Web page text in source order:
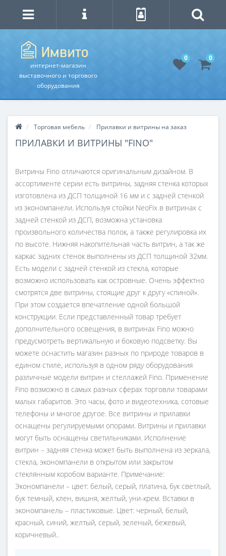
интернет-магазин
выставочного и торгового
оборудования
0 0
Торговая мебель Прилавки и витрины на заказ
ПРИЛАВКИ И ВИТРИНЫ "FINO"
Витрины Fino отличаются оригинальным дизайном. В
ассортименте серии есть витрины, задняя стенка которых
изготовлена из ДСП толщиной 16 мм и с задней стенкой
из экономпанели. Используя стойки NeoFix в витринах с
задней стенкой из ДСП, возможна установка
произвольного количества полок, а также регулировка их
по высоте. Нижняя накопительная часть витрин, а так же
каркас задних стенок выполнены из ДСП толщиной 32мм.
Есть модели с задней стенкой из стекла, которые
возможно использовать как островные. Очень эффектно
смотрятся две витрины, стоящие друг к другу «спиной».
При этом создается впечатление одной большой
конструкции. Если представленный товар требует
дополнительного освещения, в витринах Fino можно
предусмотреть вертикальную и боковую подсветку. Вы
можете оснастить магазин разных по природе товаров в
едином стиле, используя в одном ряду оборудования
различные модели витрин и стеллажей Fino. Применение
Fino возможно в самых разных сферах торговли товарами
малых габаритов. Это часы, фото и видеотехника, сотовые
телефоны и многое другое. Все витрины и прилавки
оснащены регулируемыми опорами. Витрины и прилавки
могут быть оснащены светильниками. Исполнение
витрин – задняя стенка может быть выполнена из зеркала,
стекла, экономпанели в открытом или закрытом
стеклянным коробом варианте. Примечание:
Экономпанели – цвет: белый, серый, платина, бук светлый,
бук темный, клен, вишня, желтый, уни-крем. Вставки в
экономпанель – пластиковые. Цвет: черный, белый,
красный, синий, желтый, серый, зеленый, бежевый,
коричневый..